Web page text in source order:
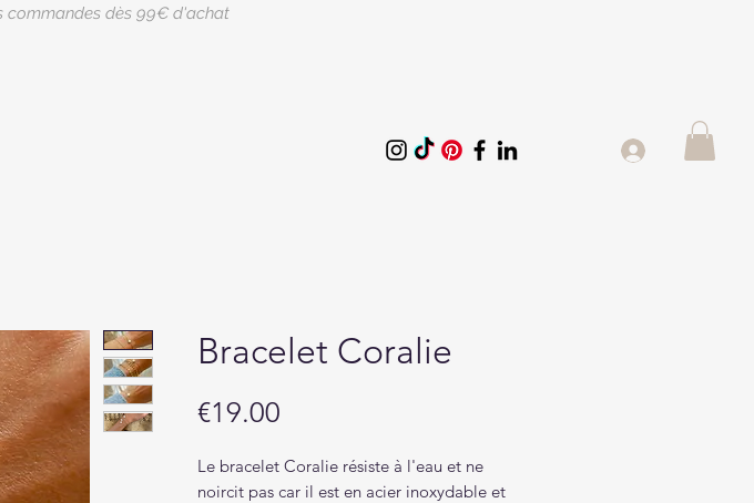
commandes dès 99€ d'achat
Bracelet Coralie
€19.00
Le bracelet Coralie résiste à l'eau et ne
noircit pas car il est en acier inoxydable et